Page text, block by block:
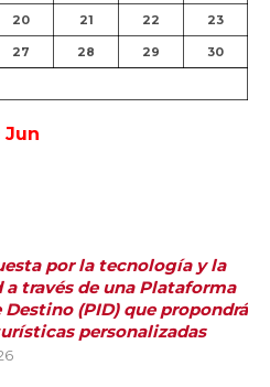
20 21 22 23
27 28 29 30
Jun
por la tecnología y la
través de una Plataforma
(PID) que propondrá
personalizadas